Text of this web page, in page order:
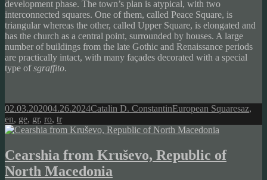
development phase. The town’s plan is atypical, with two
interconnected squares. One of them, called Peace Square, is
triangular whereas the other, called Upper Square, is elongated and
has the church as a central point, surrounded by houses. A large
number of buildings from the late Gothic and Renaissance periods
are practically intact, with many façades decorated with a special
type ofsgraffito.
Posted
on
02.03.202004.26.2024Author
Catalin D. ConstantinCategories
European SquaresTags
az,
en, ge, gr, ro, tr
Cearshia from Kruševo, Republic of
North Macedonia